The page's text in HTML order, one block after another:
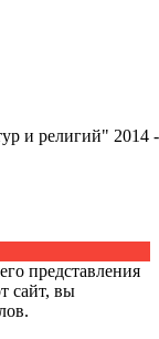
и религий" 2014 -
представления
сайт, вы